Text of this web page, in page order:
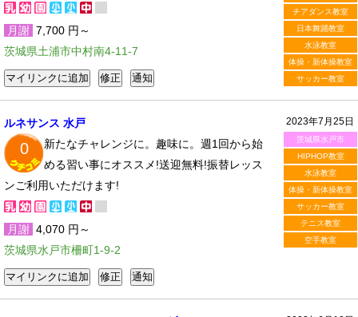
チアダンス教室
日本舞踊教室
水泳教室
体操・新体操教室
サッカー教室
月謝 7,700 円～
茨城県土浦市中村南4-11-7
2023年7月25日
茨城県水戸市
HIPHOP教室
水泳教室
体操・新体操教室
サッカー教室
テニス教室
空手教室
ルネサンス 水戸
0
新たなチャレンジに。趣味に。週1回から始
める習い事にオススメ!送迎無料!振替レッス
ンご利用いただけます!
月謝 4,070 円～
茨城県水戸市柵町1-9-2